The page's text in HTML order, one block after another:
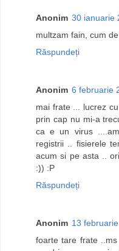
Anonim 30 ianuarie
multzam fain, cum
Răspundeți
Anonim 6 februarie
mai frate ... lucrez
prin cap nu mi-a
ca e un virus
registrii .. fisierele
acum si pe asta ..
:)) :P
Răspundeți
Anonim 13
foarte tare frate